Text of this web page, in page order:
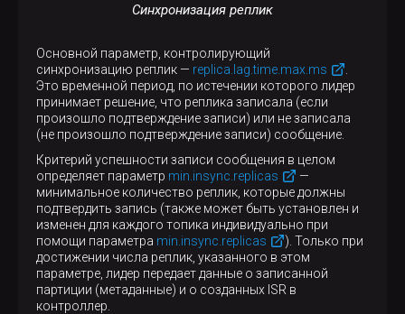
Синхронизация реплик
Основной параметр, контролирующий
синхронизацию реплик — replica.lag.time.max.ms
Это временной период, по истечении которого лидер
принимает решение, что реплика записала (если
произошло подтверждение записи) или не записала
(не произошло подтверждение записи) сообщение.
Критерий успешности записи соoбщения в целом
определяет параметр min.insync.replicas
—
минимальное количество реплик, которые должны
подтвердить запись (также может быть установлен и
изменен для каждого топика индивидуально при
помощи параметра min.insync.replicas
). Только при
достижении числа реплик, указанного в этом
параметре, лидер передает данные о записанной
партиции (метаданные) и о созданных ISR в
контроллер.